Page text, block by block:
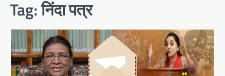
Tag:निंदा पत्र